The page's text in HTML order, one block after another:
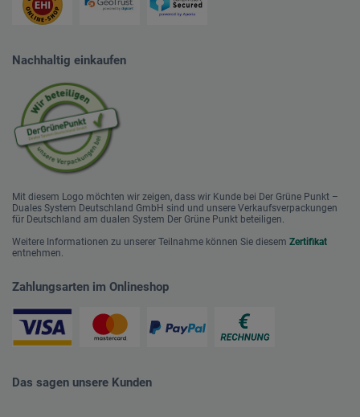
Nachhaltig einkaufen
Mit diesem Logo möchten wir zeigen, dass wir Kunde bei Der Grüne Punkt –
Duales System Deutschland GmbH sind und unsere Verkaufsverpackungen
für Deutschland am dualen System Der Grüne Punkt beteiligen.
Weitere Informationen zu unserer Teilnahme können Sie diesem Zertifikat
entnehmen.
Zahlungsarten im Onlineshop
Das sagen unsere Kunden